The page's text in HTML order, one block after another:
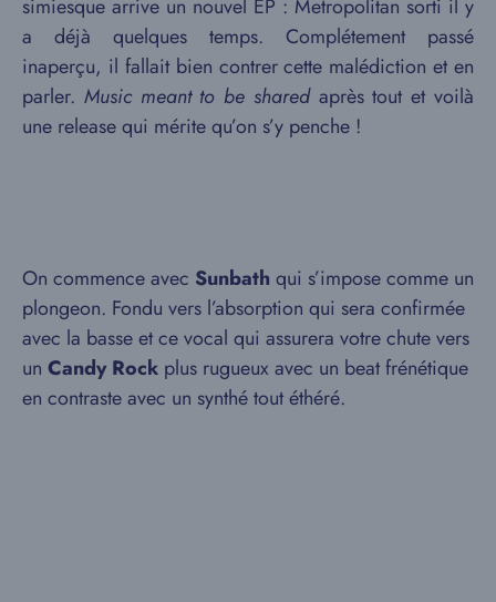
simiesque arrive un nouvel EP : Metropolitan sorti il y
a déjà quelques temps. Complétement passé
inaperçu, il fallait bien contrer cette malédiction et en
parler. Music meant to be sharedaprès tout et voilà
une release qui mérite qu’on s’y penche !
On commence avec Sunbath qui s’impose comme un
plongeon. Fondu vers l’absorption qui sera confirmée
avec la basse et ce vocal qui assurera votre chute vers
un Candy Rock plus rugueux avec un beat frénétique
en contraste avec un synthé tout éthéré.